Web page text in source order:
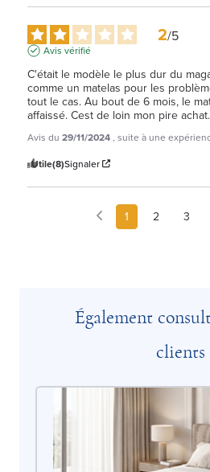
2/5
Avis vérifié
C'était le modèle le plus dur du
comme un matelas pour les
tout le cas. Au bout de 6 mois, le
affaissé. Cest de loin mon pire achat.
Avis du 29/11/2024, suite à une
Utile(8)Signaler
1 2 3
Également
clients